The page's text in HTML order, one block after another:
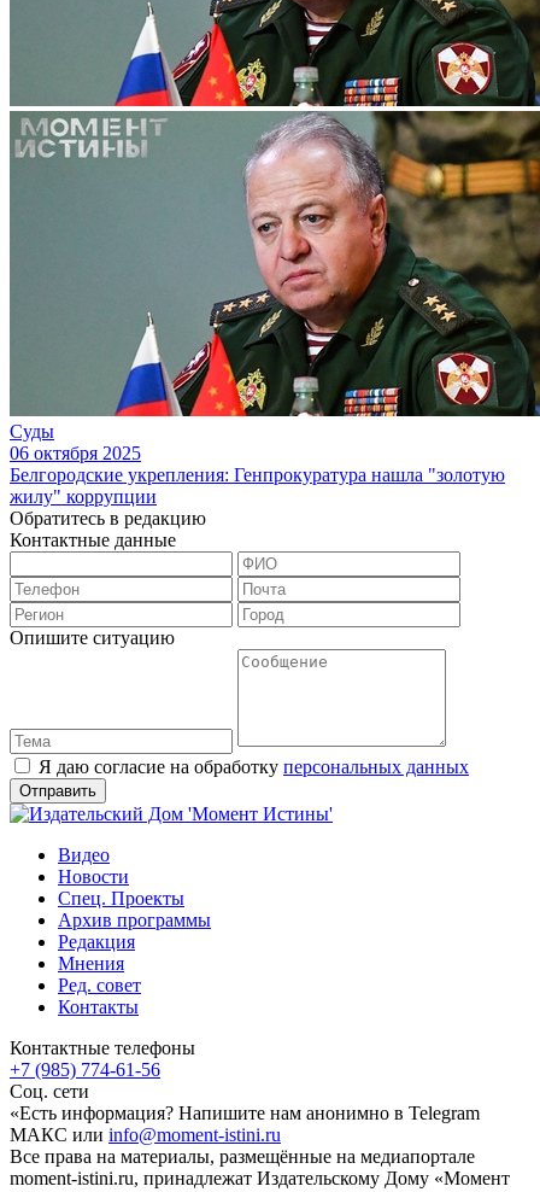
Суды
06 октября 2025
Белгородские укрепления: Генпрокуратура нашла "золотую
жилу" коррупции
Обратитесь в редакцию
Контактные данные
Опишите ситуацию
Я даю согласие на обработку персональных данных
Видео
Новости
Спец. Проекты
Архив программы
Редакция
Мнения
Ред. совет
Контакты
Контактные телефоны
+7 (985) 774-61-56
Соц. сети
«Есть информация? Напишите нам анонимно в Telegram
МАКС или info@moment-istini.ru
Все права на материалы, размещённые на медиапортале
moment-istini.ru, принадлежат Издательскому Дому «Момент